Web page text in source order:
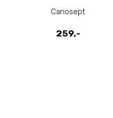
100 ml
Canosept
259,-